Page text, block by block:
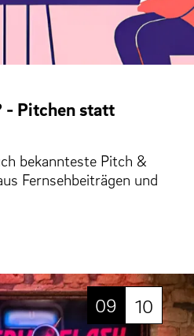
- Pitchen statt
bekannteste Pitch &
Fernsehbeiträgen und
09 10